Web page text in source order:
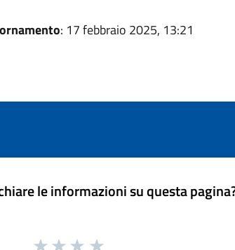
: 17 febbraio 2025, 13:21
le informazioni su questa